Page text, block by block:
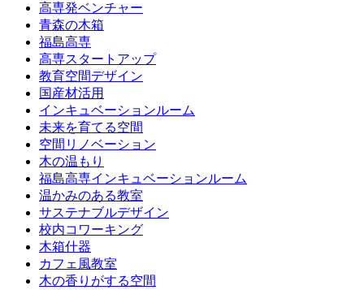
高専発ベンチャー
青森の木箱
福島高専
高専スタートアップ
教育空間デザイン
国産材活用
インキュベーションルーム
未来を育てる空間
空間リノベーション
木の温もり
福島高専インキュベーションルーム
温かみのある教室
サステナブルデザイン
校内コワーキング
木箱什器
カフェ風教室
木の香りがする空間